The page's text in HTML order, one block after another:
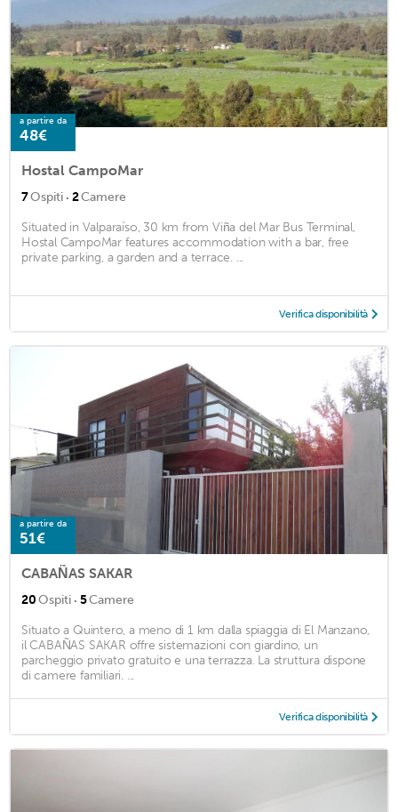
a partire da
48€
Hostal CampoMar
7Ospiti · 2Camere
Situated in Valparaíso, 30 km from Viña del Mar Bus Terminal,
Hostal CampoMar features accommodation with a bar, free
private parking, a garden and a terrace. ...
Verifica disponibilità
a partire da
51€
CABAÑAS SAKAR
20Ospiti · 5Camere
Situato a Quintero, a meno di 1 km dalla spiaggia di El Manzano,
il CABAÑAS SAKAR offre sistemazioni con giardino, un
parcheggio privato gratuito e una terrazza. La struttura dispone
di camere familiari. ...
Verifica disponibilità